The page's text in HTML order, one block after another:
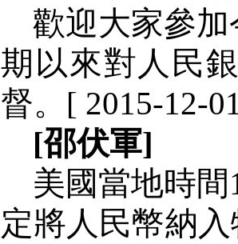
歡迎大家參
期以來對人民
督。 [ 2015-12-
[邵伏軍]
美國當地時間
定將人民幣納